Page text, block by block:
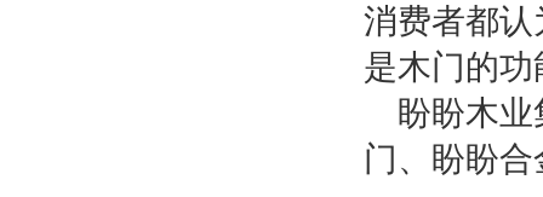
消费者都
是木门的
盼盼木
门、盼盼